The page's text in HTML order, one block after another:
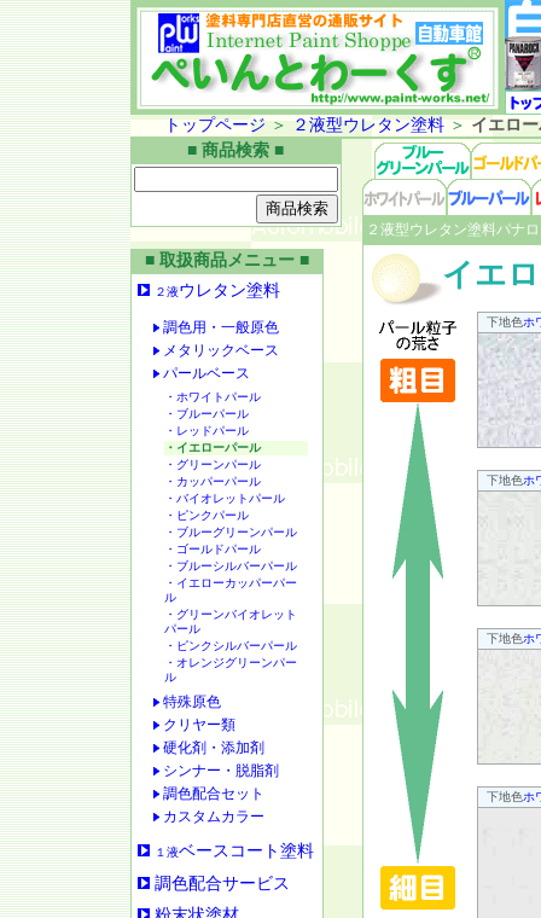
トップページ ＞ ２液型ウレタン塗料＞ イエロ
■ 商品検索 ■
■ 取扱商品メニュー ■
２液ウレタン塗料
調色用・一般原色
メタリックベース
パールベース
・ホワイトパール
・ブルーパール
・レッドパール
・イエローパール
・グリーンパール
・カッパーパール
・バイオレットパール
・ピンクパール
・ブルーグリーンパール
・ゴールドパール
・ブルーシルバーパール
・イエローカッパーパー
ル
・グリーンバイオレット
パール
・ピンクシルバーパール
・オレンジグリーンパー
ル
特殊原色
クリヤー類
硬化剤・添加剤
シンナー・脱脂剤
調色配合セット
カスタムカラー
１液ベースコート塗料
調色配合サービス
２液型ウレタン塗料パナ
イエ
下地色ホ
下地色ホ
下地色ホ
下地色ホ